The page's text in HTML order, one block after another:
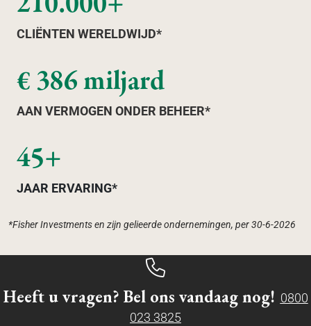
CLIËNTEN WERELDWIJD*
€ 386 miljard
AAN VERMOGEN ONDER BEHEER*
45+
JAAR ERVARING*
*Fisher Investments en zijn gelieerde ondernemingen, per 30-6-2026
Heeft u vragen? Bel ons vandaag nog! 0800
023 3825